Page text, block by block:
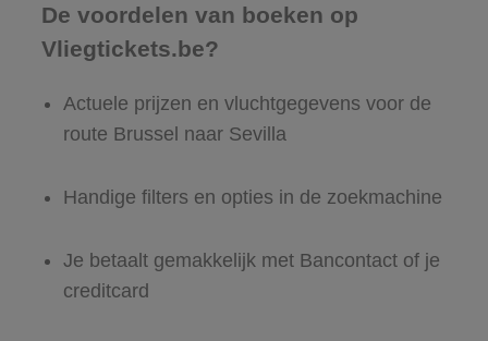
De voordelen van boeken op
Vliegtickets.be?
Actuele prijzen en vluchtgegevens voor de
route Brussel naar Sevilla
Handige filters en opties in de zoekmachine
Je betaalt gemakkelijk met Bancontact of je
creditcard